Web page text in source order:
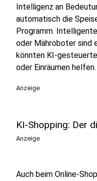
Intelligenz an
automatisch die
Programm.
oder Mähroboter sind
könnten KI-
oder Einräumen helfen.
Anzeige
KI-Shopping: Der
Anzeige
Auch beim Online-